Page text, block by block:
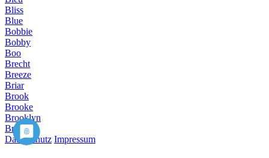
Bliss
Blue
Bobbie
Bobby
Boo
Brecht
Breeze
Briar
Brook
Brooke
Brooklyn
Bryn
Datenschutz Impressum